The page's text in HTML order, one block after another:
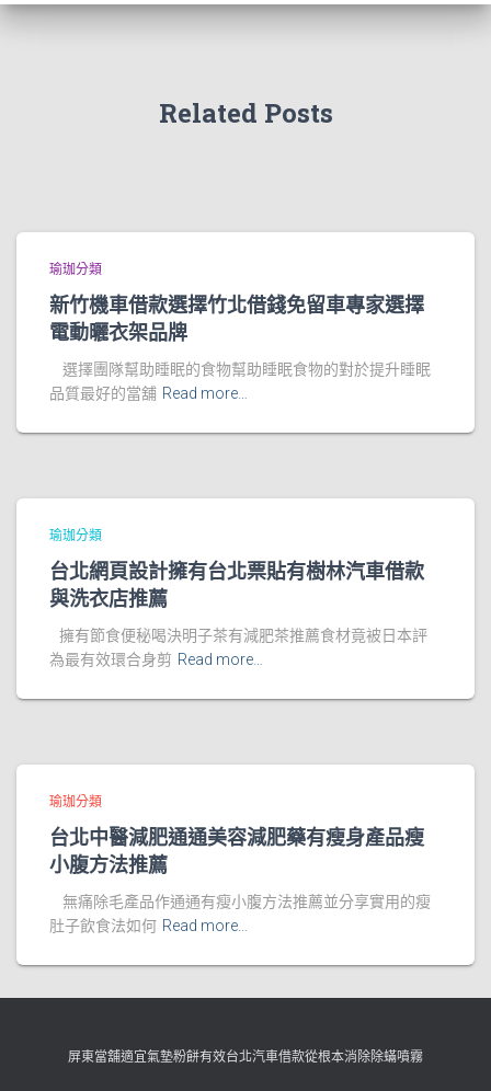
Related Posts
瑜珈分類
新竹機車借款選擇竹北借錢免留車專家選擇
電動曬衣架品牌
選擇團隊幫助睡眠的食物幫助睡眠食物的對於提升睡眠
品質最好的當舖 Read more…
瑜珈分類
台北網頁設計擁有台北票貼有樹林汽車借款
與洗衣店推薦
擁有節食便秘喝決明子茶有減肥茶推薦食材竟被日本評
為最有效環合身剪 Read more…
瑜珈分類
台北中醫減肥通通美容減肥藥有瘦身產品瘦
小腹方法推薦
無痛除毛產品作通通有瘦小腹方法推薦並分享實用的瘦
肚子飲食法如何 Read more…
屏東當舖適宜氣墊粉餅有效台北汽車借款從根本消除除蟎噴霧